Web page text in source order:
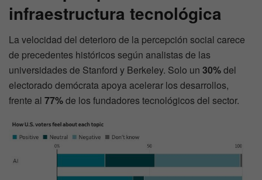
infraestructura tecnológica
La velocidad del deterioro de la percepción social carece
de precedentes históricos según analistas de las
universidades de Stanford y Berkeley. Solo un 30%del
electorado demócrata apoya acelerar los desarrollos,
frente al 77%de los fundadores tecnológicos del sector.